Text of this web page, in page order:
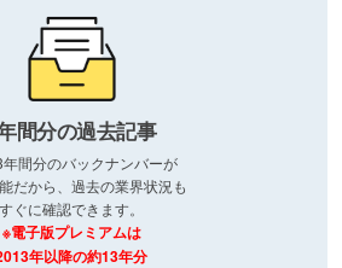
間分の過去記事
間分のバックナンバーが
だから、過去の業界状況も
すぐに確認できます。
※電子版プレミアムは
年以降の約13年分